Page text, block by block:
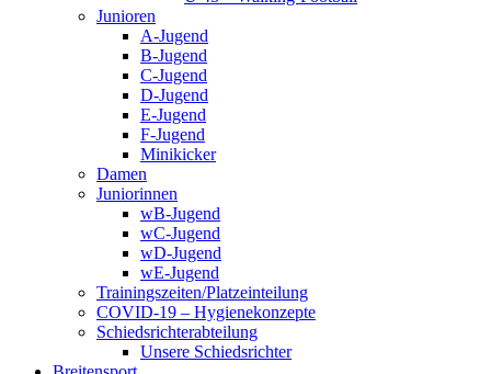
Junioren
A-Jugend
B-Jugend
C-Jugend
D-Jugend
E-Jugend
F-Jugend
Minikicker
Damen
Juniorinnen
wB-Jugend
wC-Jugend
wD-Jugend
wE-Jugend
Trainingszeiten/Platzeinteilung
COVID-19 – Hygienekonzepte
Schiedsrichterabteilung
Unsere Schiedsrichter